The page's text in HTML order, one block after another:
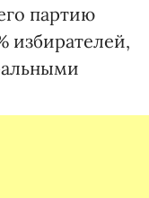
партию
избирателей,